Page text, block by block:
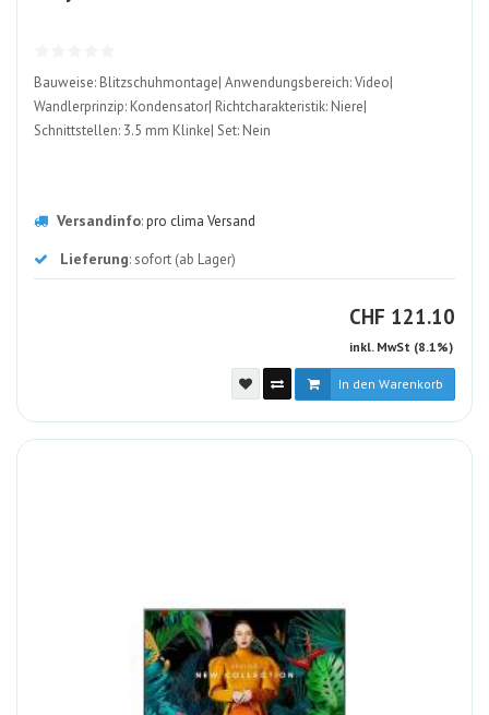
Bauweise: Blitzschuhmontage| Anwendungsbereich: Video|
Wandlerprinzip: Kondensator| Richtcharakteristik: Niere|
Schnittstellen: 3.5 mm Klinke| Set: Nein
Versandinfo:pro clima Versand
Lieferung: sofort (ab Lager)
CHF CHF
121.10
inkl. MwSt (8.1%)
In den Warenkorb